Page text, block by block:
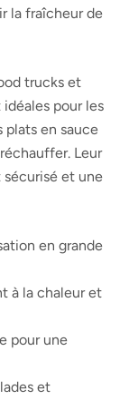
la fraîcheur de
trucks et
pour les
plats en sauce
Leur
et une
en grande
à la chaleur et
pour une
et